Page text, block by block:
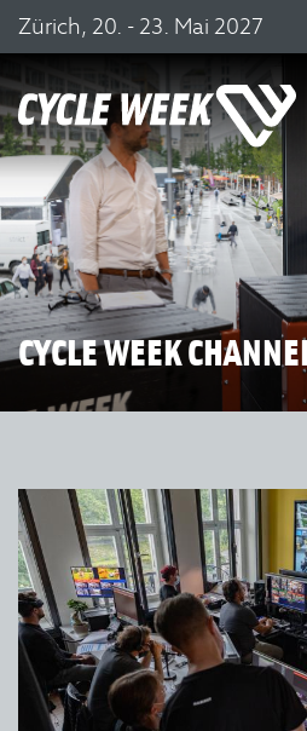
Zürich, 20. - 23. Mai 2027
CYCLE WEEK